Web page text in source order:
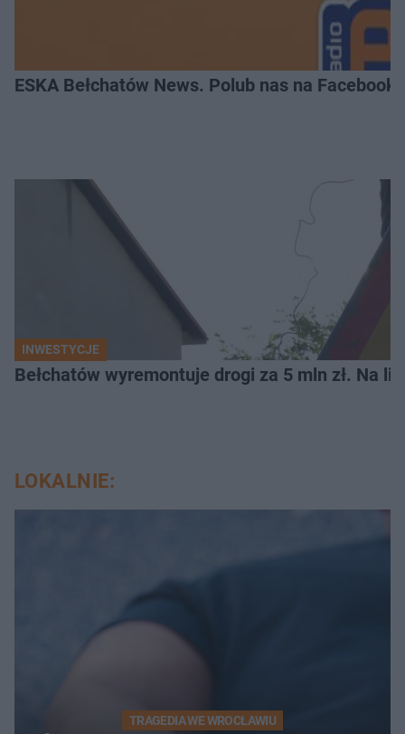
ESKA Bełchatów News. Polub nas na
INWESTYCJE
Bełchatów wyremontuje drogi za 5 mln zł. Na
LOKALNIE:
TRAGEDIA WE WROCŁAWIU